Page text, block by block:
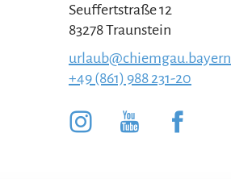
Seuffertstraße 12
83278 Traunstein
urlaub@chiemgau.bayern
+49 (861) 988 231-20